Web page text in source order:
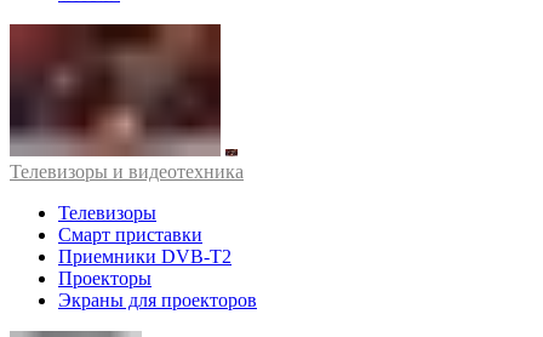
Телевизоры и видеотехника
Телевизоры
Смарт приставки
Приемники DVB-T2
Проекторы
Экраны для проекторов